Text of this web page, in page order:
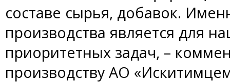
составе сырья, добавок.
производства является для
приоритетных задач, –
производству АО